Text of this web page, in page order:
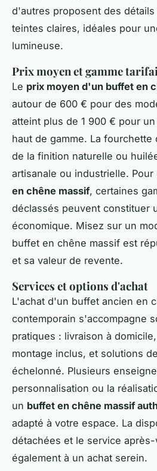
d'autres proposent des
teintes claires, idéales pour
lumineuse.
Prix moyen et gamme
Le prix moyen d'un buffet en
autour de 600 € pour des
atteint plus de 1 900 € pour
haut de gamme. La fourchette
de la finition naturelle ou
artisanale ou industrielle. Pour
en chêne massif, certaines
déclassés peuvent constituer
économique. Misez sur un
buffet en chêne massif est
et sa valeur de revente.
Services et options d'achat
L'achat d'un buffet ancien en
contemporain s'accompagne
pratiques : livraison à
montage inclus, et solutions
échelonné. Plusieurs
personnalisation ou la
un buffet en chêne massif
adapté à votre espace. La
détachées et le service
également à un achat serein.